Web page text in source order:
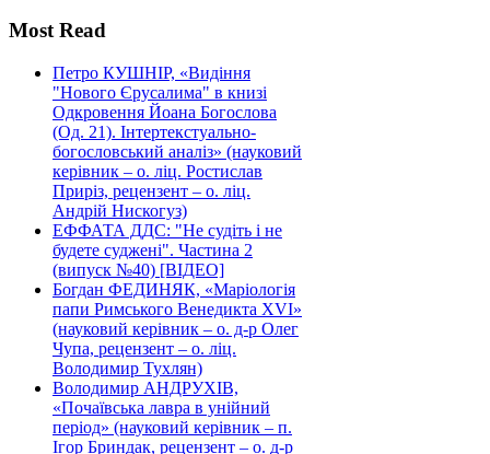
Most Read
Петро КУШНІР, «Видіння
"Нового Єрусалима" в книзі
Одкровення Йоана Богослова
(Од. 21). Інтертекстуально-
богословський аналіз» (науковий
керівник – о. ліц. Ростислав
Приріз, рецензент – о. ліц.
Андрій Нискогуз)
ЕФФАТА ДДС: "Не судіть і не
будете суджені". Частина 2
(випуск №40) [ВІДЕО]
Богдан ФЕДИНЯК, «Маріологія
папи Римського Венедикта XVI»
(науковий керівник – о. д-р Олег
Чупа, рецензент – о. ліц.
Володимир Тухлян)
Володимир АНДРУХІВ,
«Почаївська лавра в унійний
період» (науковий керівник – п.
Ігор Бриндак, рецензент – о. д-р